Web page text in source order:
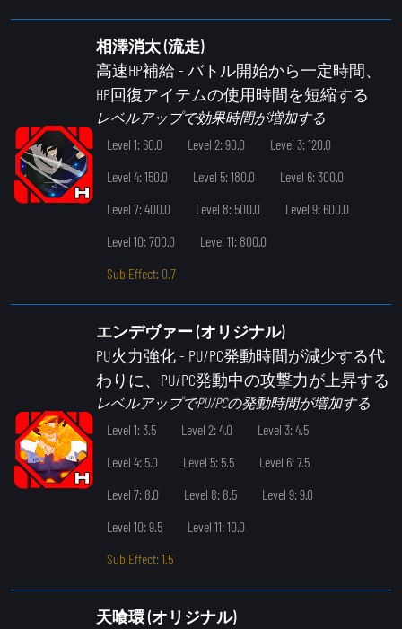
相澤消太 (流走)
高速HP補給 - バトル開始から一定時間、
HP回復アイテムの使用時間を短縮する
レベルアップで効果時間が増加する
Level 1: 60.0
Level 2: 90.0
Level 3: 120.0
Level 4: 150.0
Level 5: 180.0
Level 6: 300.0
Level 7: 400.0
Level 8: 500.0
Level 9: 600.0
Level 10: 700.0
Level 11: 800.0
Sub Effect: 0.7
エンデヴァー (オリジナル)
PU火力強化- PU/PC発動時間が減少する代
わりに、PU/PC発動中の攻撃力が上昇する
レベルアップでPU/PCの発動時間が増加する
Level 1: 3.5
Level 2: 4.0
Level 3: 4.5
Level 4: 5.0
Level 5: 5.5
Level 6: 7.5
Level 7: 8.0
Level 8: 8.5
Level 9: 9.0
Level 10: 9.5
Level 11: 10.0
Sub Effect: 1.5
天喰環 (オリジナル)